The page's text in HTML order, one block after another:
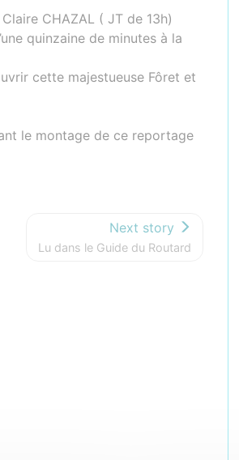
CHAZAL ( JT de 13h)
quinzaine de minutes à la
cette majestueuse Fôret et
le montage de ce reportage
Next story
Lu dans le Guide du Routard